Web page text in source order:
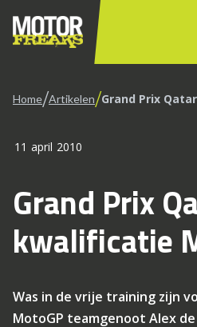
Home/Artikelen/Grand Prix
11 april 2010
Grand Prix
kwalificatie
Was in de vrije training zijn
MotoGP teamgenoot Alex